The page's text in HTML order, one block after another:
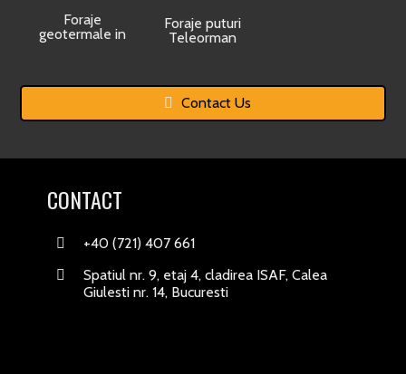
Foraje
geotermale in
Foraje puturi
Teleorman
Contact Us
CONTACT
+40 (721) 407 661
Spatiul nr. 9, etaj 4, cladirea ISAF, Calea
Giulesti nr. 14, Bucuresti